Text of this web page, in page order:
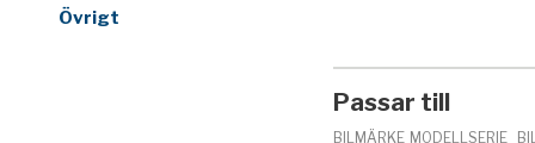
Övrigt
Passar till
BILMÄRKE MODELLSERIE